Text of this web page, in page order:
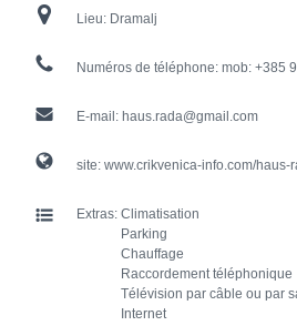
Lieu: Dramalj
Numéros de téléphone: mob: +385
E-mail: haus.rada@gmail.com
site: www.crikvenica-info.com/haus-
Extras: Climatisation
Parking
Chauffage
Raccordement téléphonique
Télévision par câble ou par
Internet